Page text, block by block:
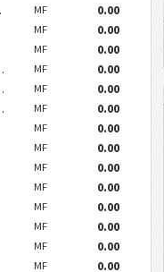
MF
0.00
MF
0.00
MF
0.00
MF
0.00
MF
0.00
MF
0.00
MF
0.00
MF
0.00
MF
0.00
MF
0.00
MF
0.00
MF
0.00
MF
0.00
MF
0.00